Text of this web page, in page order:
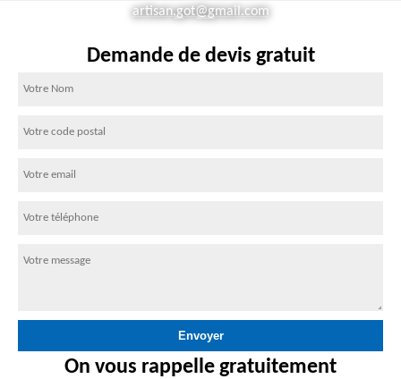
artisan.got@gmail.com
Demande de devis gratuit
On vous rappelle gratuitement